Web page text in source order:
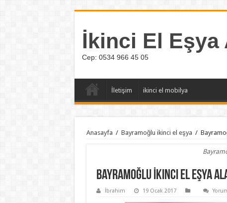
İkinci El Eşya
Cep: 0534 966 45 05
İletişim ikinci el mobilya
Anasayfa / Bayramoğlu ikinci el eşya /
Bayramoğlu İkinci El Eşya
İbrahim 19 Ocak 2017